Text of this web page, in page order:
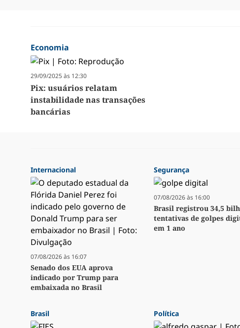
Economia
29/09/2025 às 12:30
Pix: usuários relatam
instabilidade nas transações
bancárias
Internacional
07/08/2026 às 16:07
Senado dos EUA aprova
indicado por Trump para
embaixada no Brasil
Segurança
07/08/2026 às 16:00
Brasil registrou 34,5
tentativas de golpes
em 1 ano
Brasil Política